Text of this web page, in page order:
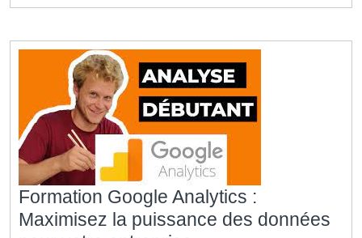
d’Apprentissage
Numérique
Formation Google Analytics :
Maximisez la puissance des données